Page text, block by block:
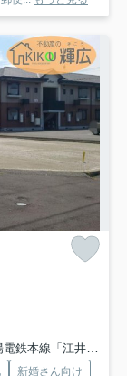
本線「江井ヶ島」駅 徒歩13分
新婚さん向け